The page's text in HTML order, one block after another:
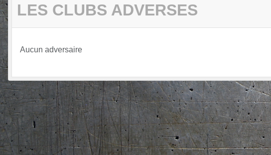
LES CLUBS ADVERSES
Aucun adversaire